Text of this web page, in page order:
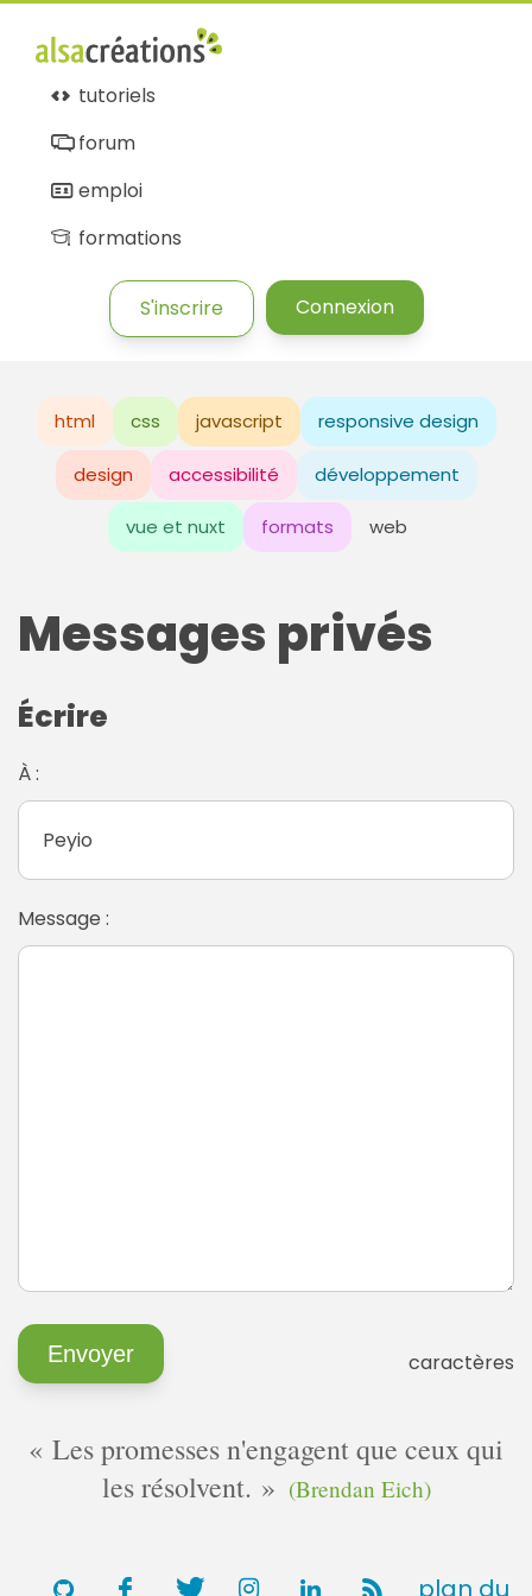
tutoriels
forum
emploi
formations
S'inscrire Connexion
html css javascript responsive design
design accessibilité développement
vue et nuxt formats web
Messages privés
Écrire
À :
Message :
caractères
Les promesses n'engagent que ceux qui
les résolvent.
(Brendan Eich)
plan du